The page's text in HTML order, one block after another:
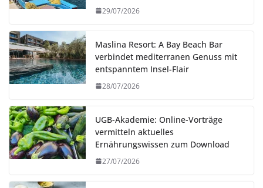
29/07/2026
Maslina Resort: A Bay Beach Bar
verbindet mediterranen Genuss mit
entspanntem Insel-Flair
28/07/2026
UGB-Akademie: Online-Vorträge
vermitteln aktuelles
Ernährungswissen zum Download
27/07/2026